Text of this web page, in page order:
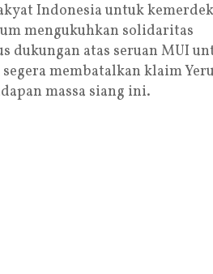
Indonesia untuk
mengukuhkan solidaritas
dukungan atas seruan MUI
membatalkan klaim
massa siang ini.